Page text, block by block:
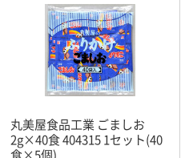
丸美屋食品工業 ごましお
2g×40食 404315 1セット(40